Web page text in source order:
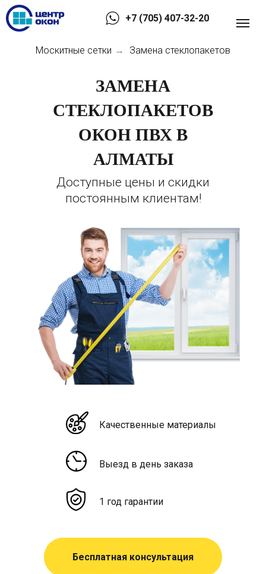
+7 (705) 407-32-20
Москитные сетки → Замена стеклопакетов
ЗАМЕНА
СТЕКЛОПАКЕТОВ
ОКОН ПВХ В
АЛМАТЫ
Выезд в день заказа
Качественные материалы
1 год гарантии
Бесплатная консультация
Доступные цены и скидки
постоянным клиентам!